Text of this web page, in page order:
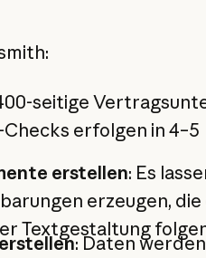
seitige
erfolgen in 4–5
erstellen: Es
erzeugen, die
Textgestaltung
: Daten